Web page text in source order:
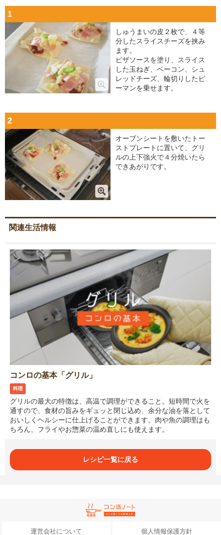
1
しゅうまいの皮２枚で、４等
分したスライスチーズを挟み
ます。
ピザソースを塗り、スライス
した玉ねぎ、ベーコン、シュ
レッドチーズ、輪切りしたピ
ーマンを乗せます。
2
オーブンシートを敷いたトー
ストプレートに置いて、グリ
ルの上下強火で４分焼いたら
できあがりです。
関連生活情報
コンロの基本「グリル」
料理
グリルの最大の特徴は、高温で調理ができること。短時間で火を
通すので、食材の旨みをギュッと閉じ込め、余分な油を落として
おいしくヘルシーに仕上げることができます。肉や魚の調理はも
ちろん、フライやお惣菜の温め直しにも使えます。
レシピ一覧に戻る
運営会社について 個人情報保護方針